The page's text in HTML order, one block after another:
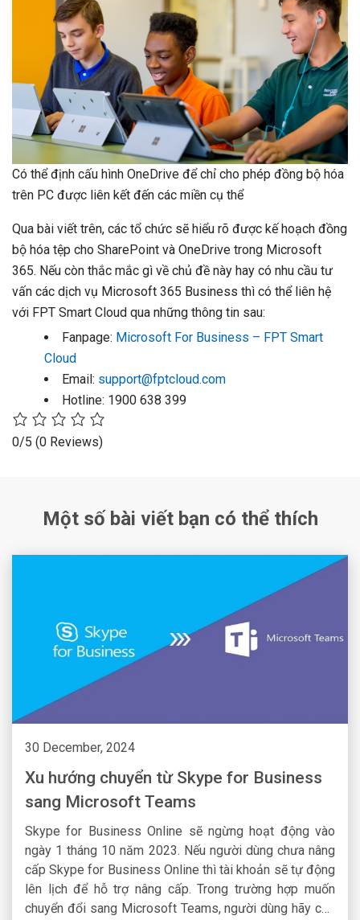
Có thể định cấu hình OneDrive để chỉ cho phép đồng bộ hóa
trên PC được liên kết đến các miền cụ thể
Qua bài viết trên, các tổ chức sẽ hiểu rõ được kế hoạch đồng
bộ hóa tệp cho SharePoint và OneDrive trong Microsoft
365. Nếu còn thắc mắc gì về chủ đề này hay có nhu cầu tư
vấn các dịch vụ Microsoft 365 Business thì có thể liên hệ
với FPT Smart Cloud qua những thông tin sau:
Fanpage: Microsoft For Business – FPT Smart
Cloud
Email: support@fptcloud.com
Hotline: 1900 638 399
0/5 (0 Reviews)
Một số bài viết bạn có thể thích
30 December, 2024
Xu hướng chuyển từ Skype for Business
sang Microsoft Teams
Skype for Business Online sẽ ngừng hoạt động vào
ngày 1 tháng 10 năm 2023. Nếu người dùng chưa nâng
cấp Skype for Business Online thì tài khoản sẽ tự động
lên lịch để hỗ trợ nâng cấp. Trong trường hợp muốn
chuyển đổi sang Microsoft Teams, người dùng hãy chủ